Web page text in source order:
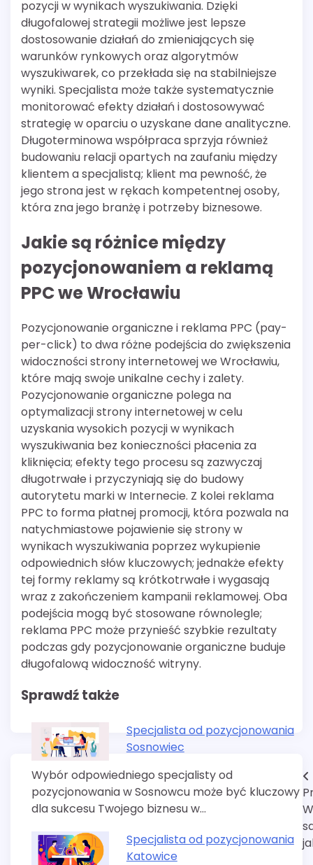
pozycji w wynikach wyszukiwania. Dzięki
długofalowej strategii możliwe jest lepsze
dostosowanie działań do zmieniających się
warunków rynkowych oraz algorytmów
wyszukiwarek, co przekłada się na stabilniejsze
wyniki. Specjalista może także systematycznie
monitorować efekty działań i dostosowywać
strategię w oparciu o uzyskane dane analityczne.
Długoterminowa współpraca sprzyja również
budowaniu relacji opartych na zaufaniu między
klientem a specjalistą; klient ma pewność, że
jego strona jest w rękach kompetentnej osoby,
która zna jego branżę i potrzeby biznesowe.
Jakie są różnice między
pozycjonowaniem a reklamą
PPC we Wrocławiu
Pozycjonowanie organiczne i reklama PPC (pay-
per-click) to dwa różne podejścia do zwiększenia
widoczności strony internetowej we Wrocławiu,
które mają swoje unikalne cechy i zalety.
Pozycjonowanie organiczne polega na
optymalizacji strony internetowej w celu
uzyskania wysokich pozycji w wynikach
wyszukiwania bez konieczności płacenia za
kliknięcia; efekty tego procesu są zazwyczaj
długotrwałe i przyczyniają się do budowy
autorytetu marki w Internecie. Z kolei reklama
PPC to forma płatnej promocji, która pozwala na
natychmiastowe pojawienie się strony w
wynikach wyszukiwania poprzez wykupienie
odpowiednich słów kluczowych; jednakże efekty
tej formy reklamy są krótkotrwałe i wygasają
wraz z zakończeniem kampanii reklamowej. Oba
podejścia mogą być stosowane równolegle;
reklama PPC może przynieść szybkie rezultaty
podczas gdy pozycjonowanie organiczne buduje
długofalową widoczność witryny.
Sprawdź także
Specjalista od pozycjonowania
Sosnowiec
Wybór odpowiedniego specjalisty od
pozycjonowania w Sosnowcu może być kluczowy
dla sukcesu Twojego biznesu w…
Specjalista od pozycjonowania
Katowice
Nawigacja
wpisu